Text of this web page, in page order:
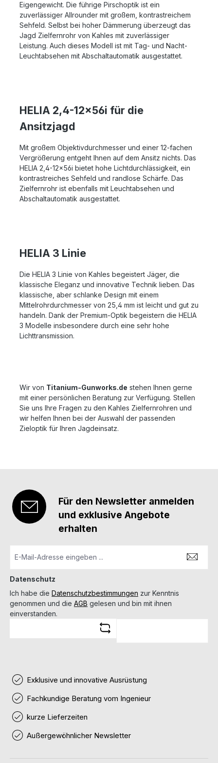
Eigengewicht. Die führige Pirschoptik ist ein
zuverlässiger Allrounder mit großem, kontrastreichem
Sehfeld. Selbst bei hoher Dämmerung überzeugt das
Jagd Zielfernrohr von Kahles mit zuverlässiger
Leistung. Auch dieses Modell ist mit Tag- und Nacht-
Leuchtabsehen mit Abschaltautomatik ausgestattet.
HELIA 2,4-12x56i für die
Ansitzjagd
Mit großem Objektivdurchmesser und einer 12-fachen
Vergrößerung entgeht Ihnen auf dem Ansitz nichts. Das
HELIA 2,4-12x56i bietet hohe Lichtdurchlässigkeit, ein
kontrastreiches Sehfeld und randlose Schärfe. Das
Zielfernrohr ist ebenfalls mit Leuchtabsehen und
Abschaltautomatik ausgestattet.
HELIA 3 Linie
Die HELIA 3 Linie von Kahles begeistert Jäger, die
klassische Eleganz und innovative Technik lieben. Das
klassische, aber schlanke Design mit einem
Mittelrohrdurchmesser von 25,4 mm ist leicht und gut zu
handeln. Dank der Premium-Optik begeistern die HELIA
3 Modelle insbesondere durch eine sehr hohe
Lichttransmission.
Wir von Titanium-Gunworks.de stehen Ihnen gerne
mit einer persönlichen Beratung zur Verfügung. Stellen
Sie uns Ihre Fragen zu den Kahles Zielfernrohren und
wir helfen Ihnen bei der Auswahl der passenden
Zieloptik für Ihren Jagdeinsatz.
Für den Newsletter anmelden
und exklusive Angebote
erhalten
Datenschutz
Ich habe die Datenschutzbestimmungen zur Kenntnis
genommen und die AGB gelesen und bin mit ihnen
einverstanden.
Exklusive und innovative Ausrüstung
Fachkundige Beratung vom Ingenieur
kurze Lieferzeiten
Außergewöhnlicher Newsletter